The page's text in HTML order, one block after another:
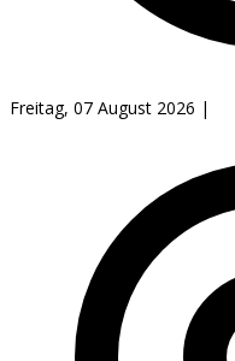
Freitag, 07 August 2026 |